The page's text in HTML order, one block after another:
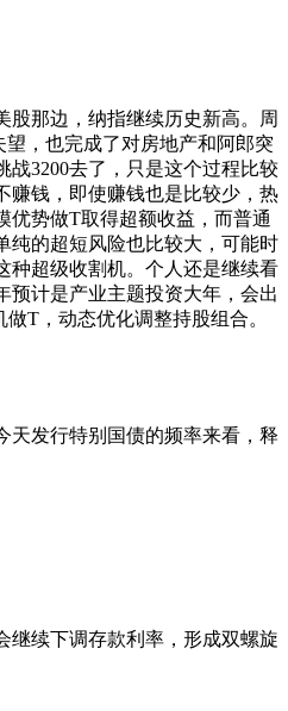
股那边，纳指继续历史新高。周
，也完成了对房地产和阿郎突
战3200去了，只是这个过程比较
赚钱，即使赚钱也是比较少，热
优势做T取得超额收益，而普通
纯的超短风险也比较大，可能时
种超级收割机。个人还是继续看
预计是产业主题投资大年，会出
T，动态优化调整持股组合。
天发行特别国债的频率来看，释
继续下调存款利率，形成双螺旋